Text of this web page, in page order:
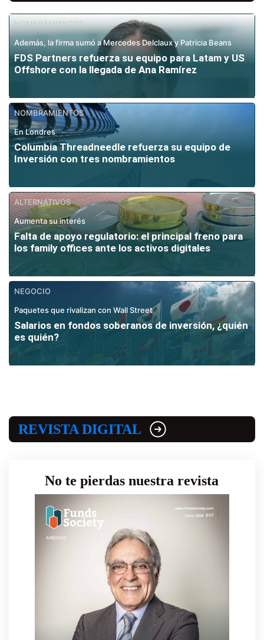
NOMBRAMIENTOS
Además, la firma sumó a Mercedes Delclaux y Patricia Beans
FDS Partners refuerza su equipo para Latam y US
Offshore con la llegada de Ana Ramírez
NOMBRAMIENTOS
En Londres
Columbia Threadneedle refuerza su equipo de
Inversión con tres nombramientos
ALTERNATIVOS
Aumenta su interés
Falta de apoyo regulatorio: el principal freno para
los family offices ante los activos digitales
NEGOCIO
Paquetes que rivalizan con Wall Street
Salarios en fondos soberanos de inversión, ¿quién
es quién?
REVISTA DIGITAL
No te pierdas nuestra revista